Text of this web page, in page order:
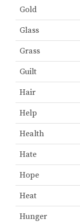
Gold
Glass
Grass
Guilt
Hair
Help
Health
Hate
Hope
Heat
Hunger